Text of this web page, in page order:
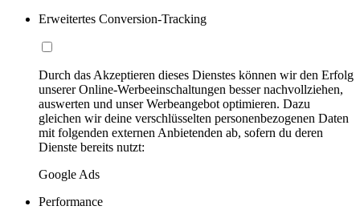
Erweitertes Conversion-Tracking
Durch das Akzeptieren dieses Dienstes können wir den Erfolg
unserer Online-Werbeeinschaltungen besser nachvollziehen,
auswerten und unser Werbeangebot optimieren. Dazu
gleichen wir deine verschlüsselten personenbezogenen Daten
mit folgenden externen Anbietenden ab, sofern du deren
Dienste bereits nutzt:
Google Ads
Performance